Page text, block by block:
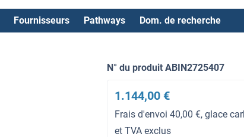
Fournisseurs Pathways Dom. de recherche
N° du produit ABIN2725407
1.144,00 €
Frais d'envoi 40,00 €, glace
et TVA exclus